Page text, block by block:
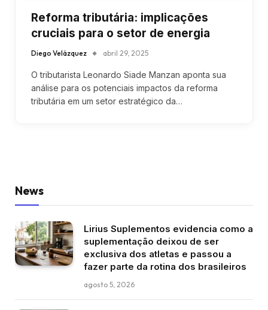
Reforma tributária: implicações
cruciais para o setor de energia
Diego Velázquez abril 29, 2025
O tributarista Leonardo Siade Manzan aponta sua
análise para os potenciais impactos da reforma
tributária em um setor estratégico da…
News
Lirius Suplementos evidencia como a
suplementação deixou de ser
exclusiva dos atletas e passou a
fazer parte da rotina dos brasileiros
agosto 5, 2026